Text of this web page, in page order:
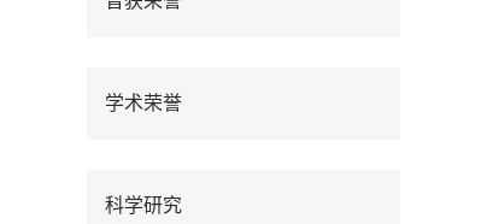
学术荣誉
科学研究